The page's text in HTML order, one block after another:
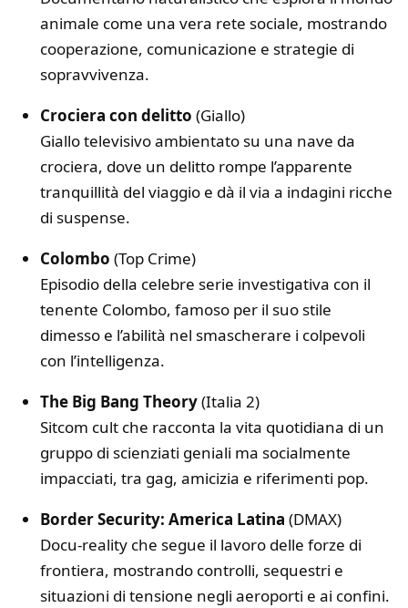
animale come una vera rete sociale, mostrando
cooperazione, comunicazione e strategie di
sopravvivenza.
Crociera con delitto (Giallo)
Giallo televisivo ambientato su una nave da
crociera, dove un delitto rompe l’apparente
tranquillità del viaggio e dà il via a indagini ricche
di suspense.
Colombo (Top Crime)
Episodio della celebre serie investigativa con il
tenente Colombo, famoso per il suo stile
dimesso e l’abilità nel smascherare i colpevoli
con l’intelligenza.
The Big Bang Theory(Italia 2)
Sitcom cult che racconta la vita quotidiana di un
gruppo di scienziati geniali ma socialmente
impacciati, tra gag, amicizia e riferimenti pop.
Border Security: America Latina (DMAX)
Docu-reality che segue il lavoro delle forze di
frontiera, mostrando controlli, sequestri e
situazioni di tensione negli aeroporti e ai confini.